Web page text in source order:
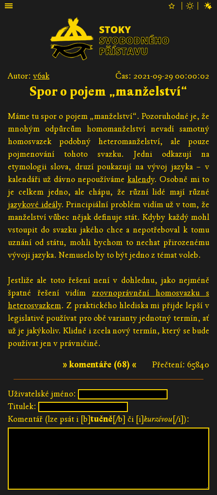
Autor: v6ak Čas: 2021-09-29 00:00:02
Spor o pojem „manželství“
Máme tu spor o pojem „manželství“. Pozoruhodné je, že
mnohým odpůrcům homomanželství nevadí samotný
homosvazek podobný heteromanželství, ale pouze
pojmenování tohoto svazku. Jedni odkazují na
etymologii slova, druzí poukazují na vývoj jazyka – v
kalendáři už dávno nepoužíváme kalendy. Osobně mi to
je celkem jedno, ale chápu, že různí lidé mají různé
jazykové ideály. Principiální problém vidím už v tom, že
manželství vůbec nějak definuje stát. Kdyby každý mohl
vstoupit do svazku jakého chce a nepotřeboval k tomu
uznání od státu, mohli bychom to nechat přirozenému
vývoji jazyka. Nemuselo by to být jedno z témat voleb.
Jestliže ale toto řešení není v dohlednu, jako nejméně
špatné řešení vidím zrovnoprávnění homosvazku s
heterosvazkem. Z praktického hlediska mi přijde lepší v
legislativě používat pro obě varianty jednotný termín, ať
už je jakýkoliv. Klidně i zcela nový termín, který se bude
používat jen v právničině.
Přečtení: 65840
» komentáře (68) «
Uživatelské jméno:
Titulek:
Komentář (lze psát i [b]tučně[/b] či [i]kurzívou[/i]):